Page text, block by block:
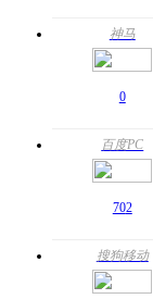
神马
0
百度PC
702
搜狗移动